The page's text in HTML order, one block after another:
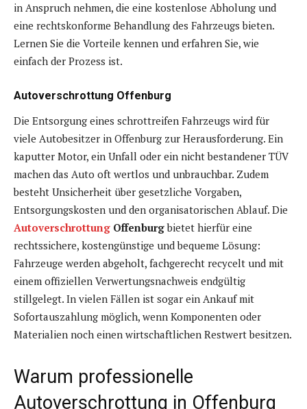
in Anspruch nehmen, die eine kostenlose Abholung und
eine rechtskonforme Behandlung des Fahrzeugs bieten.
Lernen Sie die Vorteile kennen und erfahren Sie, wie
einfach der Prozess ist.
Autoverschrottung Offenburg
Die Entsorgung eines schrottreifen Fahrzeugs wird für
viele Autobesitzer in Offenburg zur Herausforderung. Ein
kaputter Motor, ein Unfall oder ein nicht bestandener TÜV
machen das Auto oft wertlos und unbrauchbar. Zudem
besteht Unsicherheit über gesetzliche Vorgaben,
Entsorgungskosten und den organisatorischen Ablauf. Die
Autoverschrottung Offenburgbietet hierfür eine
rechtssichere, kostengünstige und bequeme Lösung:
Fahrzeuge werden abgeholt, fachgerecht recycelt und mit
einem offiziellen Verwertungsnachweis endgültig
stillgelegt. In vielen Fällen ist sogar ein Ankauf mit
Sofortauszahlung möglich, wenn Komponenten oder
Materialien noch einen wirtschaftlichen Restwert besitzen.
Warum professionelle
Autoverschrottung in Offenburg